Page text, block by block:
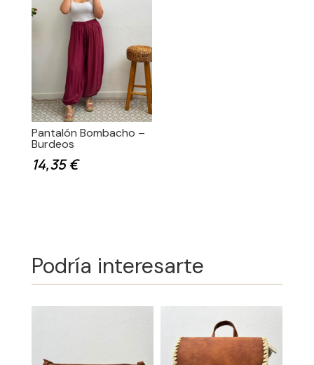
Pantalón Bombacho –
Burdeos
14,35€
Podría interesarte